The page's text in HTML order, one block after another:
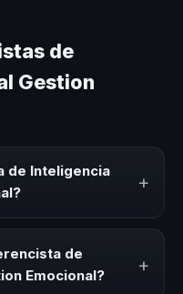
de
Gestion
de Inteligencia
+
conocimiento,
tema en eventos
Su objetivo es
de
Emocional?
+